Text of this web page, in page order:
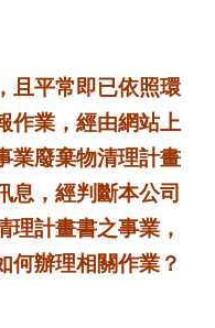
且平常即已依照環
作業，經由網站上
業廢棄物清理計畫
息，經判斷本公司
理計畫書之事業，
何辦理相關作業？